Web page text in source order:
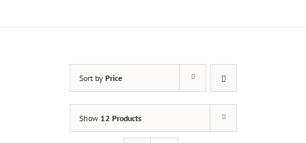
Sort by Price
Show 12 Products